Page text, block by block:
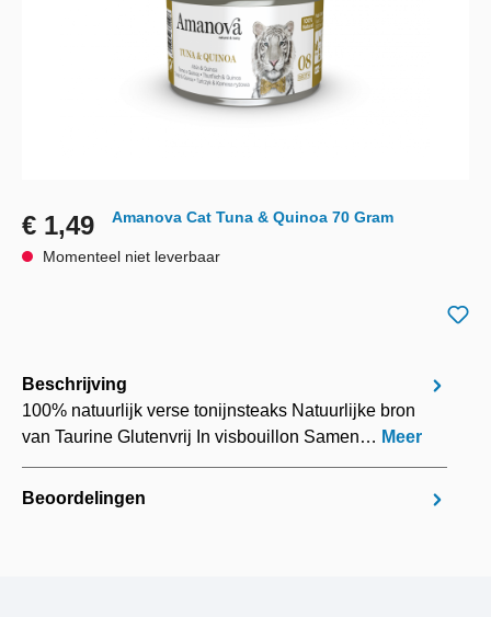
€ 1,49 Amanova Cat Tuna & Quinoa 70 Gram
Momenteel niet leverbaar
Beschrijving
100% natuurlijk verse tonijnsteaks Natuurlijke bron
van Taurine Glutenvrij In visbouillon Samen… Meer
Beoordelingen